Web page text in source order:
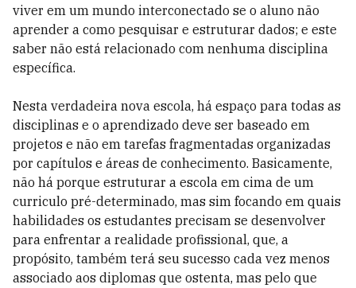
viver em um mundo interconectado se o aluno não
aprender a como pesquisar e estruturar dados; e este
saber não está relacionado com nenhuma disciplina
específica.
Nesta verdadeira nova escola, há espaço para todas as
disciplinas e o aprendizado deve ser baseado em
projetos e não em tarefas fragmentadas organizadas
por capítulos e áreas de conhecimento. Basicamente,
não há porque estruturar a escola em cima de um
curriculo pré-determinado, mas sim focando em quais
habilidades os estudantes precisam se desenvolver
para enfrentar a realidade profissional, que, a
propósito, também terá seu sucesso cada vez menos
associado aos diplomas que ostenta, mas pelo que